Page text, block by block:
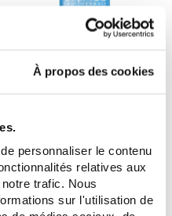
À propos des cookies
personnaliser le contenu
relatives aux
trafic. Nous
sur l'utilisation de
URIAGE DERM-PHY GEL SURGRAS
9,99 €
6,99 €
ADD TO CART